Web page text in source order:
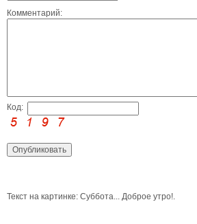
Комментарий:
Код:
Текст на картинке: Суббота... Доброе утро!.